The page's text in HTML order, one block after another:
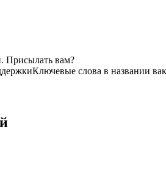
Присылать вам?
Ключевые слова в названии